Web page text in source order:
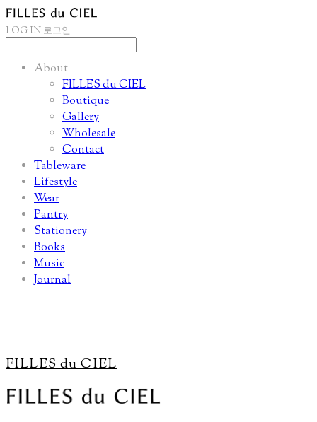
LOG IN 로그인
About
FILLES du CIEL
Boutique
Gallery
Wholesale
Contact
Tableware
Lifestyle
Wear
Pantry
Stationery
Books
Music
Journal
FILLES du CIEL